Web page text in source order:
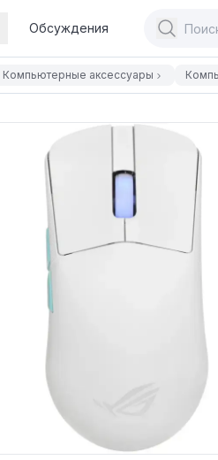
Обсуждения
Компьютерные аксессуары